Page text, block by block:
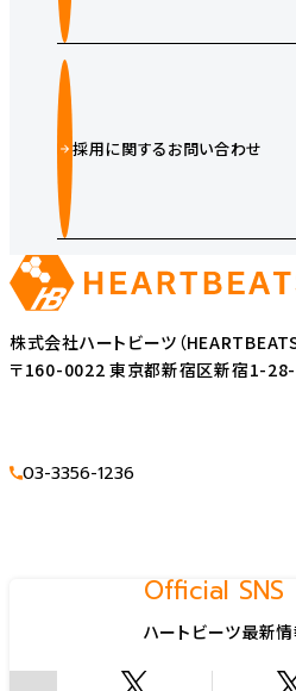
採用に関するお問い合わせ
株式会社ハートビーツ（
〒160-0022 東京都新宿区新宿1-
03-3356-1236
Official SNS
ハートビーツ最新情